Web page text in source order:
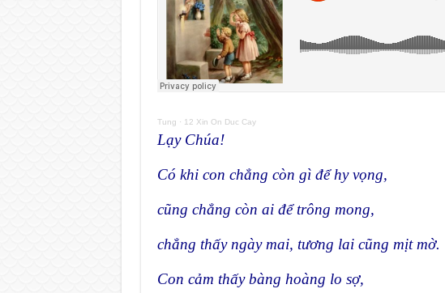
Tung · 12 Xin On Duc Cay
Lạy Chúa!
Có khi con chẳng còn gì để hy vọng,
cũng chẳng còn ai để trông mong,
chẳng thấy ngày mai, tương lai cũng mịt mờ.
Con cảm thấy bàng hoàng lo sợ,